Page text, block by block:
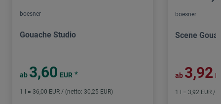
boesner
Gouache Studio
ab 3,60 EUR *
1 l = 36,00 EUR / (netto: 30,25 EUR)
boesner
Scene
ab 3,92
1 l = 3,92 EUR /